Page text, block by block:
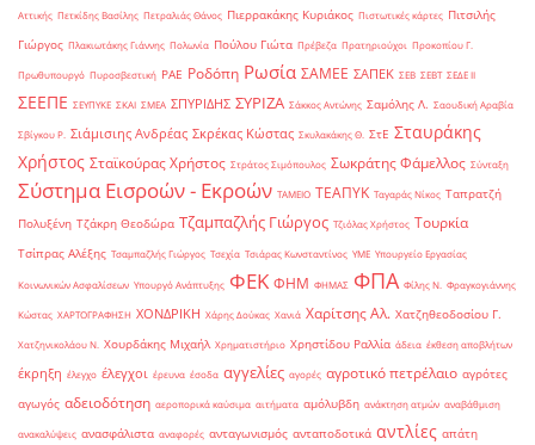
Αττικής Πετκίδης Βασίλης Πετραλιάς Θάνος Πιερρακάκης Κυριάκος Πιστωτικές κάρτες Πιτσιλής
Γιώργος Πλακιωτάκης Γιάννης Πολωνία Πούλου Γιώτα Πρέβεζα Πρατηριούχοι Προκοπίου Γ.
Πρωθυπουργό Πυροσβεστική ΡΑΕ Ροδόπη Ρωσία ΣΑΜΕΕ ΣΑΠΕΚ ΣΕΒ ΣΕΒΤ ΣΕΔΕ ΙΙ
ΣΕΕΠΕ ΣΕΥΠΥΚΕ ΣΚΑΙ ΣΜΕΑ ΣΠΥΡΙΔΗΣ ΣΥΡΙΖΑ Σάκκος Αντώνης Σαμόλης Λ. Σαουδική Αραβία
Σβίγκου Ρ. Σιάμισιης Ανδρέας Σκρέκας Κώστας Σκυλακάκης Θ. ΣτΕ Σταυράκης
Χρήστος Σταϊκούρας Χρήστος Στράτος Σιμόπουλος Σωκράτης Φάμελλος Σύνταξη
Σύστημα Εισροών - Εκροών ΤΑΜΕΙΟ ΤΕΑΠΥΚ Ταγαράς Νίκος Ταπρατζή
Πολυξένη Τζάκρη Θεοδώρα Τζαμπαζλής Γιώργος Τζιόλας Χρήστος Τουρκία
Τσίπρας Αλέξης Τσαμπαζλής Γιώργος Τσεχία Τσιάρας Κωνσταντίνος ΥΜΕ Υπουργείο Εργασίας
Κοινωνικών Ασφαλίσεων Υπουργό Ανάπτυξης ΦΕΚ ΦΗΜ ΦΗΜΑΣ ΦΠΑ Φίλης Ν. Φραγκογιάννης
Κώστας ΧΑΡΤΟΓΡΑΦΗΣΗ ΧΟΝΔΡΙΚΗ Χάρης Δούκας Χανιά Χαρίτσης Αλ. Χατζηθεοδοσίου Γ.
Χατζηνικολάου Ν. Χουρδάκης Μιχαήλ Χρηματιστήριο Χρηστίδου Ραλλία άδεια έκθεση αποβλήτων
έκρηξη έλεγχο έλεγχοι έρευνα έσοδα αγγελίες αγορές αγροτικό πετρέλαιο αγρότες
αγωγός αδειοδότηση αεροπορικά καύσιμα αιτήματα αμόλυβδη ανάκτηση ατμών αναβάθμιση
ανακαλύψεις ανασφάλιστα αναφορές ανταγωνισμός ανταποδοτικά αντλίες απάτη